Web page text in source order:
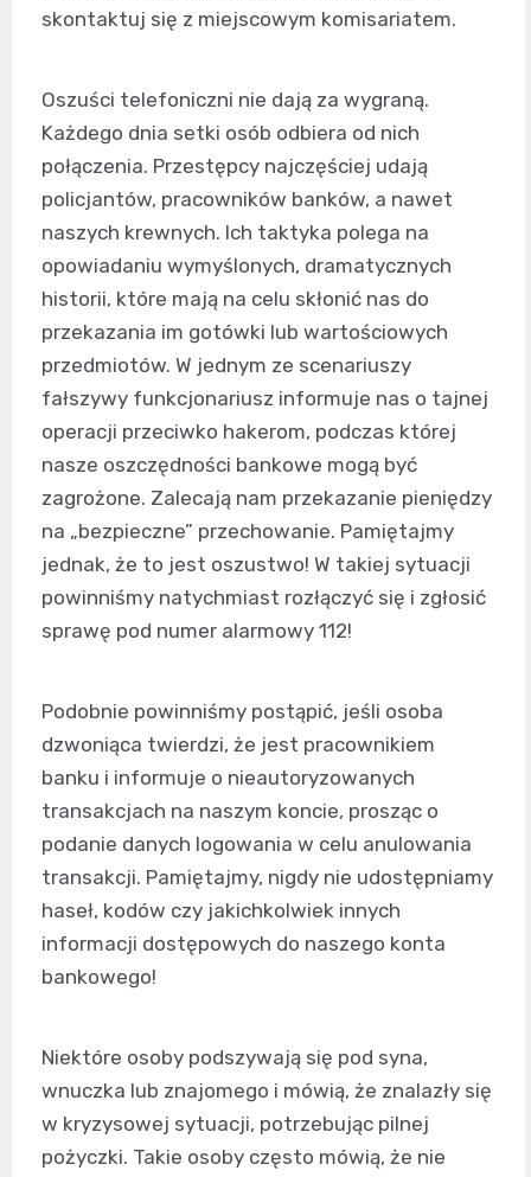
skontaktuj się z miejscowym komisariatem.
Oszuści telefoniczni nie dają za wygraną.
Każdego dnia setki osób odbiera od nich
połączenia. Przestępcy najczęściej udają
policjantów, pracowników banków, a nawet
naszych krewnych. Ich taktyka polega na
opowiadaniu wymyślonych, dramatycznych
historii, które mają na celu skłonić nas do
przekazania im gotówki lub wartościowych
przedmiotów. W jednym ze scenariuszy
fałszywy funkcjonariusz informuje nas o tajnej
operacji przeciwko hakerom, podczas której
nasze oszczędności bankowe mogą być
zagrożone. Zalecają nam przekazanie pieniędzy
na „bezpieczne” przechowanie. Pamiętajmy
jednak, że to jest oszustwo! W takiej sytuacji
powinniśmy natychmiast rozłączyć się i zgłosić
sprawę pod numer alarmowy 112!
Podobnie powinniśmy postąpić, jeśli osoba
dzwoniąca twierdzi, że jest pracownikiem
banku i informuje o nieautoryzowanych
transakcjach na naszym koncie, prosząc o
podanie danych logowania w celu anulowania
transakcji. Pamiętajmy, nigdy nie udostępniamy
haseł, kodów czy jakichkolwiek innych
informacji dostępowych do naszego konta
bankowego!
Niektóre osoby podszywają się pod syna,
wnuczka lub znajomego i mówią, że znalazły się
w kryzysowej sytuacji, potrzebując pilnej
pożyczki. Takie osoby często mówią, że nie